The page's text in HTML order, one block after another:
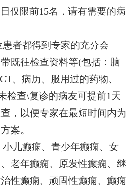
仅限前15名，请有需要的病
者都得到专家的充分会
既往检查资料等(包括：脑
、病历、服用过的药物、
检查\复诊的病友可提前1天
，以便专家在最短时间内为
案。
儿癫痫、青少年癫痫、女
老年癫痫、原发性癫痫、继
性癫痫、顽固性癫痫、癫痫